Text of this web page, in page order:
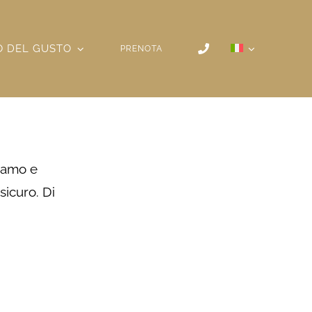
DEL GUSTO PRENOTA
e
Di